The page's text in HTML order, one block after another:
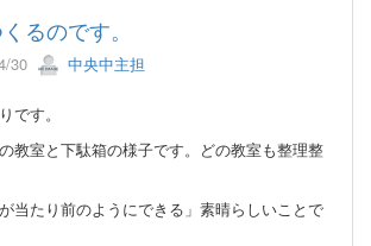
るのです。
30 中央中主担
です。
教室と下駄箱の様子です。どの教室も整理整
当たり前のようにできる」素晴らしいことで